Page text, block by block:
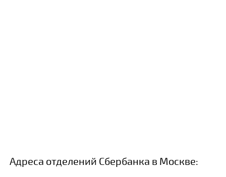
Адреса отделений Сбербанка в Москве: